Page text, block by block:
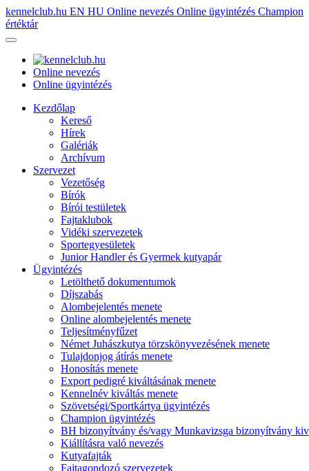
kennelclub.hu EN HU Online nevezés Online ügyintézés Champion
értéktár
Online nevezés
Online ügyintézés
Kezdőlap
Kereső
Hírek
Galériák
Archívum
Szervezet
Vezetőség
Bírók
Bírói testületek
Fajtaklubok
Vidéki szervezetek
Sportegyesületek
Junior Handler és Gyermek kutyapár
Ügyintézés
Letölthető dokumentumok
Díjszabás
Alombejelentés menete
Online alombejelentés menete
Teljesítményfűzet
Német Juhászkutya törzskönyvezésének menete
Tulajdonjog átírás menete
Honosítás menete
Export pedigré kiváltásának menete
Kennelnév kiváltás menete
Szövetségi/Sportkártya ügyintézés
Champion ügyintézés
BH bizonyítvány és/vagy Munkavizsga bizonyítvány
Kiállításra való nevezés
Kutyafajták
Fajtagondozó szervezetek